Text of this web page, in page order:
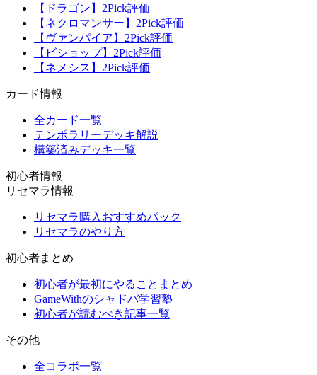
【ドラゴン】2Pick評価
【ネクロマンサー】2Pick評価
【ヴァンパイア】2Pick評価
【ビショップ】2Pick評価
【ネメシス】2Pick評価
カード情報
全カード一覧
テンポラリーデッキ解説
構築済みデッキ一覧
初心者情報
リセマラ情報
リセマラ購入おすすめパック
リセマラのやり方
初心者まとめ
初心者が最初にやることまとめ
GameWithのシャドバ学習塾
初心者が読むべき記事一覧
その他
全コラボ一覧